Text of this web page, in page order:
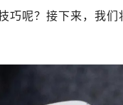
巧呢？接下来，我